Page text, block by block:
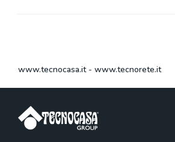
www.tecnocasa.it- www.tecnorete.it